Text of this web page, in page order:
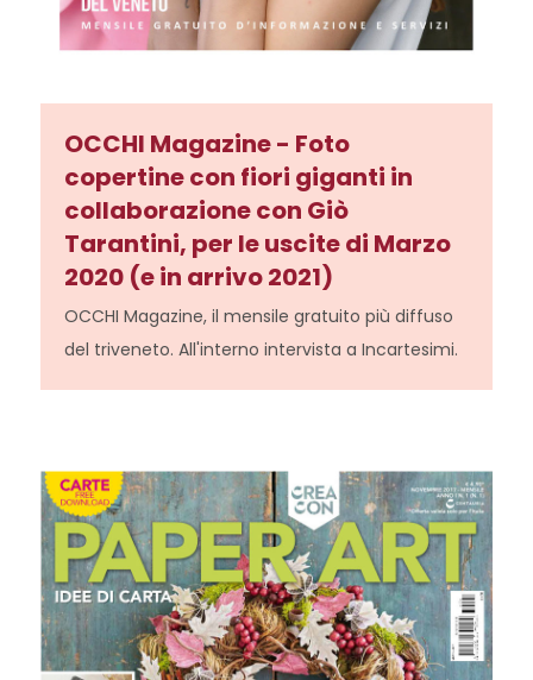
OCCHI Magazine - Foto
copertine con fiori giganti in
collaborazione con Giò
Tarantini, per le uscite di Marzo
2020 (e in arrivo 2021)
OCCHI Magazine, il mensile gratuito più diffuso
del triveneto. All'interno intervista a Incartesimi.